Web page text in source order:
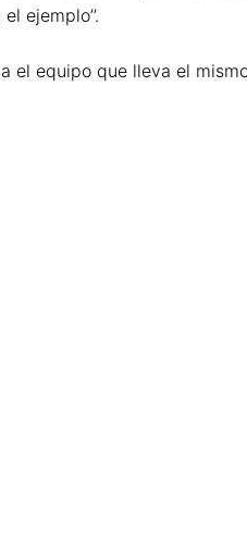
ejemplo’’.
el equipo que lleva el